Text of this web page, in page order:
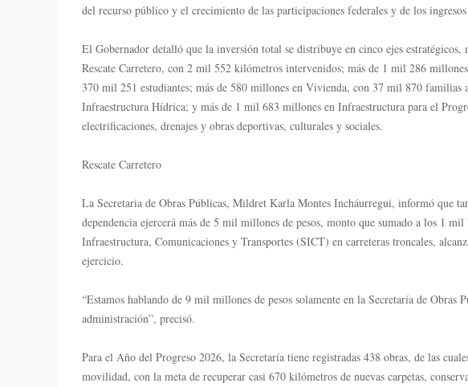
del recurso público y el crecimiento de las participaciones federales y de los
El Gobernador detalló que la inversión total se distribuye en cinco ejes estratégicos,
Rescate Carretero, con 2 mil 552 kilómetros intervenidos; más de 1 mil 286
370 mil 251 estudiantes; más de 580 millones en Vivienda, con 37 mil 870 familias
Infraestructura Hídrica; y más de 1 mil 683 millones en Infraestructura para el
electrificaciones, drenajes y obras deportivas, culturales y sociales.
Rescate Carretero
La Secretaria de Obras Públicas, Mildret Karla Montes Incháurregui, informó que
dependencia ejercerá más de 5 mil millones de pesos, monto que sumado a los 1
Infraestructura, Comunicaciones y Transportes (SICT) en carreteras troncales,
ejercicio.
“Estamos hablando de 9 mil millones de pesos solamente en la Secretaría de Obras
administración”, precisó.
Para el Año del Progreso 2026, la Secretaría tiene registradas 438 obras, de las
movilidad, con la meta de recuperar casi 670 kilómetros de nuevas carpetas,